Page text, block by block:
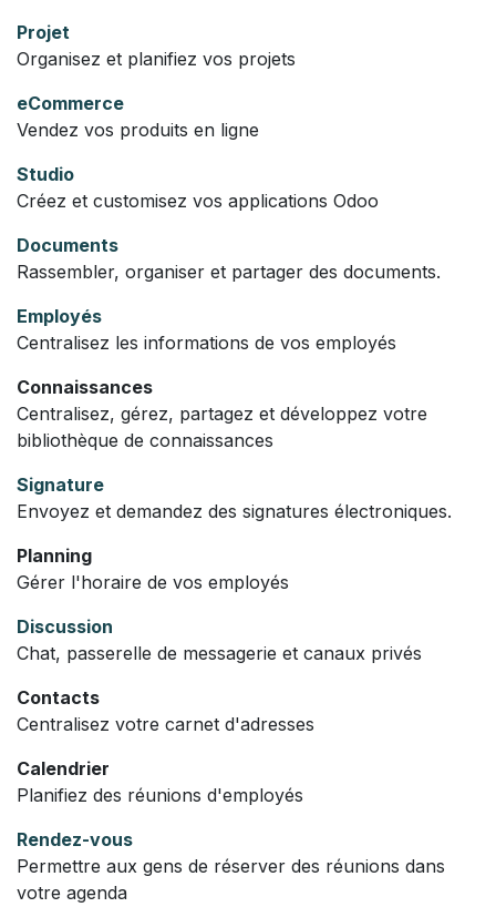
Projet
Organisez et planifiez vos projets
eCommerce
Vendez vos produits en ligne
Studio
Créez et customisez vos applications Odoo
Documents
Rassembler, organiser et partager des documents.
Employés
Centralisez les informations de vos employés
Connaissances
Centralisez, gérez, partagez et développez votre
bibliothèque de connaissances
Signature
Envoyez et demandez des signatures électroniques.
Planning
Gérer l'horaire de vos employés
Discussion
Chat, passerelle de messagerie et canaux privés
Contacts
Centralisez votre carnet d'adresses
Calendrier
Planifiez des réunions d'employés
Rendez-vous
Permettre aux gens de réserver des réunions dans
votre agenda